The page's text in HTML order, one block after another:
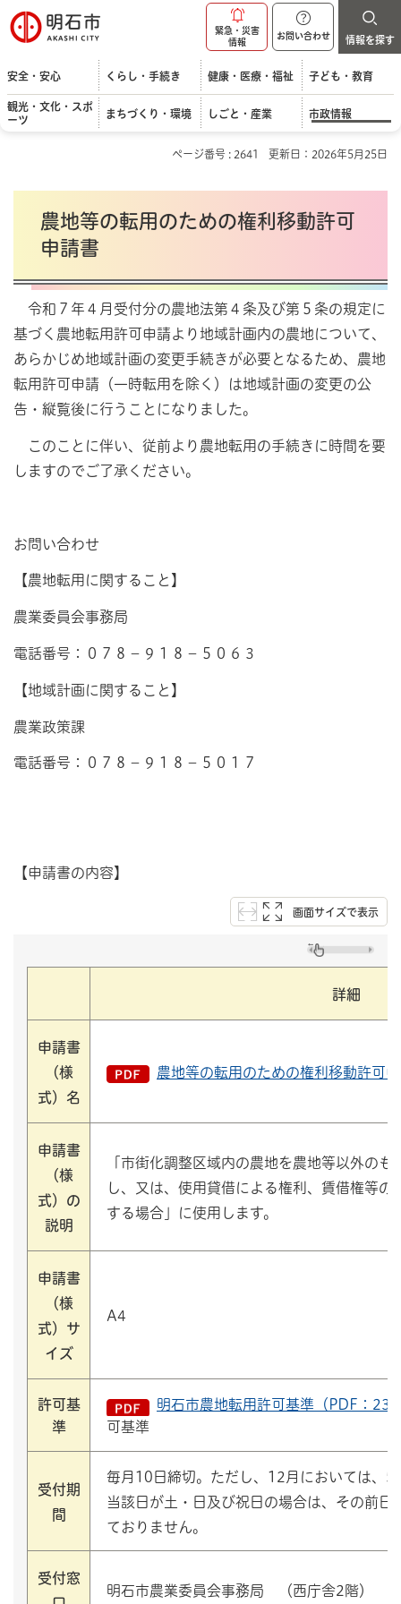
明石市
緊急・災害
情報
お問い合わせ 情報を探す
安全・安心 くらし・手続き 健康・医療・福祉 子ども・教育
観光・文化・スポ
ーツ
まちづくり・環境 しごと・産業 市政情報
ページ番号 : 2641 更新日：2026年5月25日
農地等の転用のための権利移動許可
申請書
令和７年４月受付分の農地法第４条及び第５条の規定に
基づく農地転用許可申請より地域計画内の農地について、
あらかじめ地域計画の変更手続きが必要となるため、農地
転用許可申請（一時転用を除く）は地域計画の変更の公
告・縦覧後に行うことになりました。
このことに伴い、従前より農地転用の手続きに時間を要
しますのでご了承ください。
お問い合わせ
【農地転用に関すること】
農業委員会事務局
電話番号：０７８－９１８－５０６３
【地域計画に関すること】
農業政策課
電話番号：０７８－９１８－５０１７
【申請書の内容】
画面サイズで表示
詳細
申請書
（様
式）名
農地等の転用のための権利移動許可
申請書
（様
式）の
説明
「市街化調整区域内の農地を農地等以外の
し、又は、使用貸借による権利、賃借権等の
する場合」に使用します。
申請書
（様
式）サ
イズ
A4
許可基
準
明石市農地転用許可基準（PDF：
可基準
受付期
間
毎月10日締切。ただし、12月においては、5
当該日が土・日及び祝日の場合は、その前日
ておりません。
受付窓
明石市農業委員会事務局 （西庁舎2階）